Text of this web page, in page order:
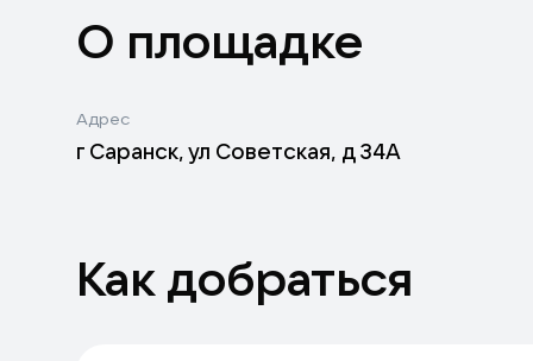
О площадке
Адрес
г Саранск, ул Советская, д 34А
Как добраться